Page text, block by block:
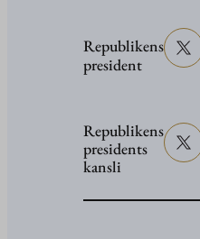
Republikens
president
Republikens
presidents
kansli